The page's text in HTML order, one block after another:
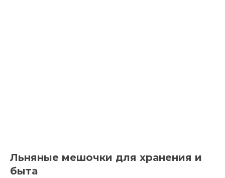
Льняные мешочки для хранения и
быта